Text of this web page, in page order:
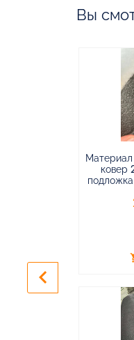
Вы
ковер
keyboard_arrow_left